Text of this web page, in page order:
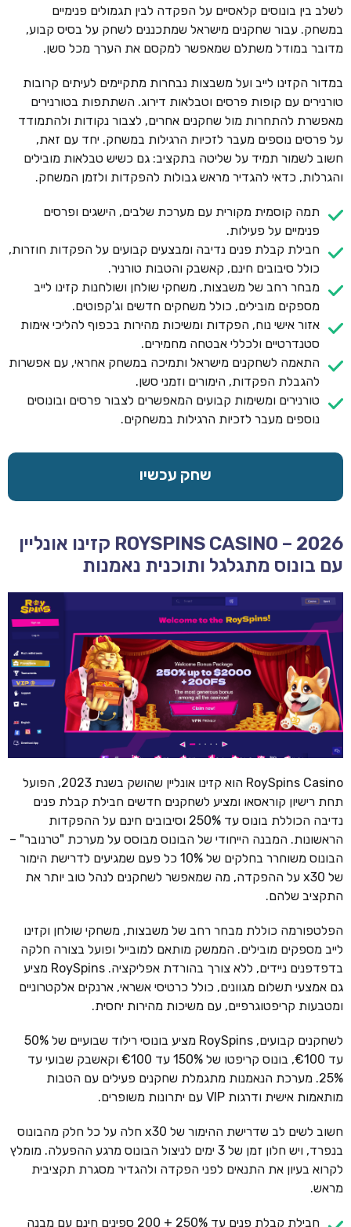
לשלב בין בונוסים קלאסיים על הפקדה לבין תגמולים פנימיים
במשחק. עבור שחקנים מישראל שמתכננים לשחק על בסיס קבוע,
מדובר במודל משתלם שמאפשר למקסם את הערך מכל סשן.
במדור הקזינו לייב ועל משבצות נבחרות מתקיימים לעיתים קרובות
טורנירים עם קופות פרסים וטבלאות דירוג. השתתפות בטורנירים
מאפשרת להתחרות מול שחקנים אחרים, לצבור נקודות ולהתמודד
על פרסים נוספים מעבר לזכיות הרגילות במשחק. יחד עם זאת,
חשוב לשמור תמיד על שליטה בתקציב: גם כשיש טבלאות מובילים
והגרלות, כדאי להגדיר מראש גבולות להפקדות ולזמן המשחק.
תמה קוסמית מקורית עם מערכת שלבים, הישגים ופרסים
פנימיים על פעילות.
חבילת קבלת פנים נדיבה ומבצעים קבועים על הפקדות חוזרות,
כולל סיבובים חינם, קאשבק והטבות טורניר.
מבחר רחב של משבצות, משחקי שולחן ושולחנות קזינו לייב
מספקים מובילים, כולל משחקים חדשים וג'קפוטים.
אזור אישי נוח, הפקדות ומשיכות מהירות בכפוף להליכי אימות
סטנדרטיים ולכללי אבטחה מחמירים.
התאמה לשחקנים מישראל ותמיכה במשחק אחראי, עם אפשרות
להגבלת הפקדות, הימורים וזמני סשן.
טורנירים ומשימות קבועים המאפשרים לצבור פרסים ובונוסים
נוספים מעבר לזכיות הרגילות במשחקים.
שחק עכשיו
ROYSPINS CASINO – 2026 קזינו אונליין
עם בונוס מתגלגל ותוכנית נאמנות
RoySpins Casino הוא קזינו אונליין שהושק בשנת 2023, הפועל
תחת רישיון קוראסאו ומציע לשחקנים חדשים חבילת קבלת פנים
נדיבה הכוללת בונוס עד 250% וסיבובים חינם על ההפקדות
הראשונות. המבנה הייחודי של הבונוס מבוסס על מערכת "טרנובר" –
הבונוס משוחרר בחלקים של 10% כל פעם שמגיעים לדרישת הימור
של x30 על ההפקדה, מה שמאפשר לשחקנים לנהל טוב יותר את
התקציב שלהם.
הפלטפורמה כוללת מבחר רחב של משבצות, משחקי שולחן וקזינו
לייב מספקים מובילים. הממשק מותאם למובייל ופועל בצורה חלקה
בדפדפנים ניידים, ללא צורך בהורדת אפליקציה. RoySpins מציע
גם אמצעי תשלום מגוונים, כולל כרטיסי אשראי, ארנקים אלקטרוניים
ומטבעות קריפטוגרפיים, עם משיכות מהירות יחסית.
לשחקנים קבועים, RoySpins מציע בונוסי רילוד שבועיים של 50%
עד €100, בונוס קריפטו של 150% עד €100 וקאשבק שבועי עד
25%. מערכת הנאמנות מתגמלת שחקנים פעילים עם הטבות
מותאמות אישית ודרגות VIP עם יתרונות משופרים.
חשוב לשים לב שדרישת ההימור של x30 חלה על כל חלק מהבונוס
בנפרד, ויש חלון זמן של 3 ימים לניצול הבונוס מרגע ההפעלה. מומלץ
לקרוא בעיון את התנאים לפני הפקדה ולהגדיר מסגרת תקציבית
מראש.
חבילת קבלת פנים עד 250% + 200 ספינים חינם עם מבנה